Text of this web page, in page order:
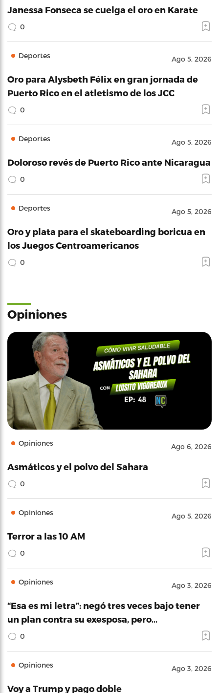
Janessa Fonseca se cuelga el oro en Karate
0
Deportes Ago 5, 2026
Oro para Alysbeth Félix en gran jornada de
Puerto Rico en el atletismo de los JCC
0
Deportes Ago 5, 2026
Doloroso revés de Puerto Rico ante Nicaragua
0
Deportes Ago 5, 2026
Oro y plata para el skateboarding boricua en
los Juegos Centroamericanos
0
Opiniones
Opiniones Ago 6, 2026
Asmáticos y el polvo del Sahara
0
Opiniones Ago 5, 2026
Terror a las 10 AM
0
Opiniones Ago 3, 2026
“Esa es mi letra”: negó tres veces bajo tener
un plan contra su exesposa, pero…
0
Opiniones Ago 3, 2026
Voy a Trump y pago doble